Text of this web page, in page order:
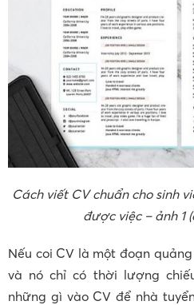
Cách viết CV chuẩn cho sinh
được việc – ảnh 1
Nếu coi CV là một đoạn
và nó chỉ có thời lượng
những gì vào CV để nhà